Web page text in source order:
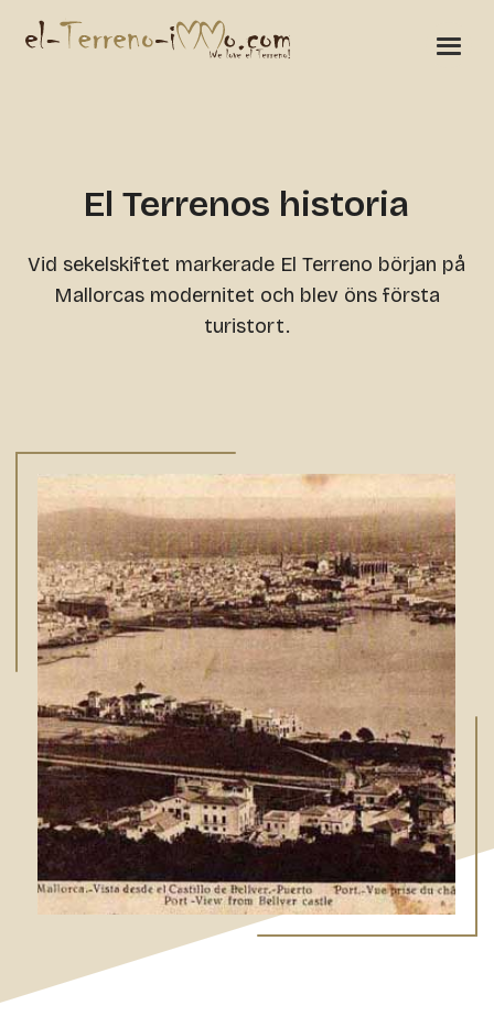
El Terrenos historia
Vid sekelskiftet markerade El Terreno början på
Mallorcas modernitet och blev öns första
turistort.